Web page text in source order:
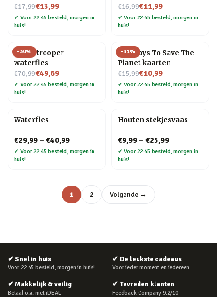
€17,99
Nu voor€13,99
✔ Voor 22:45 besteld, morgen in
huis!
€16,99
Nu voor€11,99
✔ Voor 22:45 besteld, morgen in
huis!
-30%
Stormtrooper
waterfles
€70,99
Nu voor€49,69
✔ Voor 22:45 besteld, morgen in
huis!
-31%
100 Ways To Save The
Planet kaarten
€15,99
Nu voor€10,99
✔ Voor 22:45 besteld, morgen in
huis!
Waterfles
€29,99 – €40,99
✔ Voor 22:45 besteld, morgen in
huis!
Houten stekjesvaas
€9,99 – €25,99
✔ Voor 22:45 besteld, morgen in
huis!
1 2 Volgende →
✔ Snel in huis
Voor 22:45 besteld, morgen in huis!
✔ De leukste cadeaus
Voor ieder moment en iedereen
✔ Makkelijk & veilig
Betaal o.a. met iDEAL
✔ Tevreden klanten
Feedback Company 9.2/10